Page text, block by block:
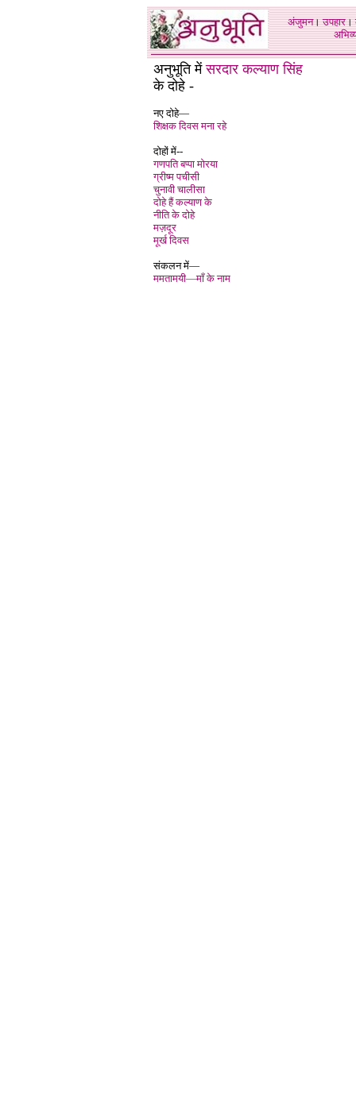
अंजुमन।उपहार।
अनुभूति मेंसरदार कल्याण सिंह
के दोहे -
नए दोहे—
शिक्षक दिवस मना रहे
दोहों में--
गणपति बप्पा मोरया
ग्रीष्म पचीसी
चुनावी चालीसा
दोहे हैं कल्याण के
नीति के दोहे
मज़दूर
मूर्ख दिवस
संकलन में—
ममतामयी—माँ के नाम